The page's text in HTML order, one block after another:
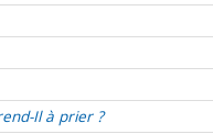
Il à prier ?